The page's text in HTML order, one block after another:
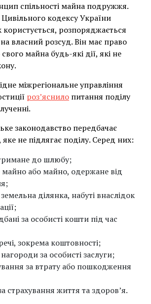
спільності майна подружжя.
кодексу України
розпоряджається
власний розсуд. Він має право
майна будь-які дії, які не
міжрегіональне управління
роз’яснило питання поділу
законодавство передбачає
не підлягає поділу. Серед них:
до шлюбу;
майно або майно, одержане від
ділянка, набуті внаслідок
за особисті кошти під час
зокрема коштовності;
за особисті заслуги;
за втрату або пошкодження
страхування життя та здоров’я.